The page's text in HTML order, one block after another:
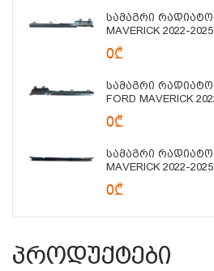
Სამაგრი
MAVERICK 2022-2025
0₾
Სამაგრი
FORD MAVERICK
0₾
Სამაგრი
MAVERICK 2022-2025
0₾
Პროდუქტები